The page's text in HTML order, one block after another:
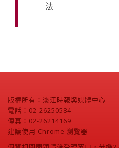
法
版權所有：淡江時報與媒體中心
電話：02-26250584
傳真：02-26214169
建議使用 Chrome 瀏覽器